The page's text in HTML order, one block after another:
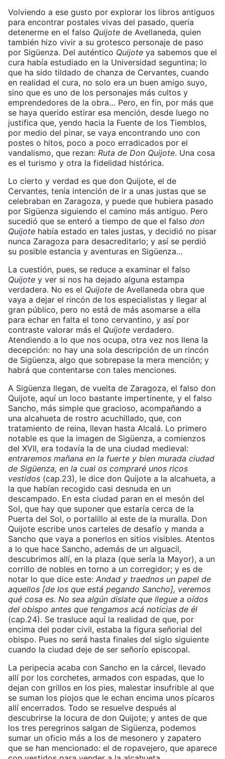
Volviendo a ese gusto por explorar los libros antiguos
para encontrar postales vivas del pasado, quería
detenerme en el falso Quijote de Avellaneda, quien
también hizo vivir a su grotesco personaje de paso
por Sigüenza. Del auténtico Quijote ya sabemos que el
cura había estudiado en la Universidad seguntina; lo
que ha sido tildado de chanza de Cervantes, cuando
en realidad el cura, no solo era un buen amigo suyo,
sino que es uno de los personajes más cultos y
emprendedores de la obra… Pero, en fin, por más que
se haya querido estirar esa mención, desde luego no
justifica que, yendo hacia la Fuente de los Tiemblos,
por medio del pinar, se vaya encontrando uno con
postes o hitos, poco a poco erradicados por el
vandalismo, que rezan: Ruta de Don Quijote. Una cosa
es el turismo y otra la fidelidad histórica.
Lo cierto y verdad es que don Quijote, el de
Cervantes, tenía intención de ir a unas justas que se
celebraban en Zaragoza, y puede que hubiera pasado
por Sigüenza siguiendo el camino más antiguo. Pero
sucedió que se enteró a tiempo de que el falso don
Quijote había estado en tales justas, y decidió no pisar
nunca Zaragoza para desacreditarlo; y así se perdió
su posible estancia y aventuras en Sigüenza…
La cuestión, pues, se reduce a examinar el falso
Quijote y ver si nos ha dejado alguna estampa
verdadera. No es el Quijote de Avellaneda obra que
vaya a dejar el rincón de los especialistas y llegar al
gran público, pero no está de más asomarse a ella
para echar en falta el tono cervantino, y así por
contraste valorar más el Quijote verdadero.
Atendiendo a lo que nos ocupa, otra vez nos llena la
decepción: no hay una sola descripción de un rincón
de Sigüenza, algo que sobrepase la mera mención; y
habrá que contentarse con tales menciones.
A Sigüenza llegan, de vuelta de Zaragoza, el falso don
Quijote, aquí un loco bastante impertinente, y el falso
Sancho, más simple que gracioso, acompañando a
una alcahueta de rostro acuchillado, que, con
tratamiento de reina, llevan hasta Alcalá. Lo primero
notable es que la imagen de Sigüenza, a comienzos
del XVII, era todavía la de una ciudad medieval:
entraremos mañana en la fuerte y bien murada ciudad
de Sigüenza, en la cual os compraré unos ricos
vestidos (cap.23), le dice don Quijote a la alcahueta, a
la que habían recogido casi desnuda en un
descampado. En esta ciudad paran en el mesón del
Sol, que hay que suponer que estaría cerca de la
Puerta del Sol, o portalillo al este de la muralla. Don
Quijote escribe unos carteles de desafío y manda a
Sancho que vaya a ponerlos en sitios visibles. Atentos
a lo que hace Sancho, además de un alguacil,
descubrimos allí, en la plaza (que sería la Mayor), a un
corrillo de nobles en torno a un corregidor; y es de
notar lo que dice este: Andad y traednos un papel de
aquellos [de los que está pegando Sancho], veremos
qué cosa es. No sea algún dislate que llegue a oídos
del obispo antes que tengamos acá noticias de él
(cap.24). Se trasluce aquí la realidad de que, por
encima del poder civil, estaba la figura señorial del
obispo. Pues no será hasta finales del siglo siguiente
cuando la ciudad deje de ser señorío episcopal.
La peripecia acaba con Sancho en la cárcel, llevado
allí por los corchetes, armados con espadas, que lo
dejan con grillos en los pies, malestar insufrible al que
se suman los piojos que le echan encima unos pícaros
allí encerrados. Todo se resuelve después al
descubrirse la locura de don Quijote; y antes de que
los tres peregrinos salgan de Sigüenza, podemos
sumar un oficio más a los de mesonero y zapatero
que se han mencionado: el de ropavejero, que aparece